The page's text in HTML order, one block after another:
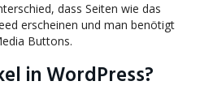
dass Seiten wie das
erscheinen und man benötigt
Buttons.
in WordPress?